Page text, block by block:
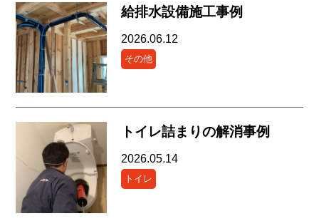
給排水設備施工事例
2026.06.12
その他
トイレ詰まりの解消事例
2026.05.14
トイレ